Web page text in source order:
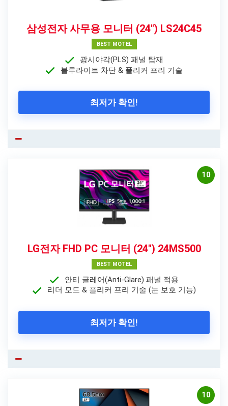
삼성전자 사무용 모니터 (24″) LS24C45
BEST MOTEL
광시야각(PLS) 패널 탑재
블루라이트 차단 & 플리커 프리 기술
최저가 확인!
10
LG전자 FHD PC 모니터 (24″) 24MS500
BEST MOTEL
안티 글레어(Anti-Glare) 패널 적용
리더 모드 & 플리커 프리 기술 (눈 보호 기능)
최저가 확인!
10